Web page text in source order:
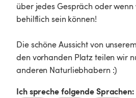
über jedes Gespräch oder
behilflich sein können!
Die schöne Aussicht von
den vorhanden Platz teilen wir
anderen Naturliebhabern :)
Ich spreche folgende Sprachen: